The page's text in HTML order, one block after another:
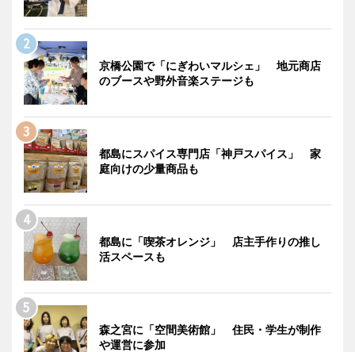
京橋公園で「にぎわいマルシェ」 地元商店
のブースや野外音楽ステージも
都島にスパイス専門店「神戸スパイス」 家
庭向けの少量商品も
都島に「喫茶オレンジ」 店主手作りの推し
活スペースも
森之宮に「空間美術館」 住民・学生が制作
や運営に参加